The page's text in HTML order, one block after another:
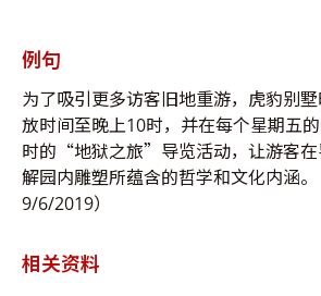
例句
为了吸引更多访客旧地重游，虎豹别
放时间至晚上10时，并在每个星期五
时的“地狱之旅”导览活动，让游客在
解园内雕塑所蕴含的哲学和文化内涵。
9/6/2019）
相关资料